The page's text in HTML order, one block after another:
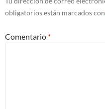
obligatorios están marcados con
Comentario *